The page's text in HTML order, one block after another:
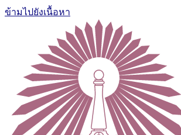
ข้ามไปยังเนื้อหา